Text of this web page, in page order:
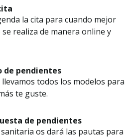
la cita para cuando mejor
realiza de manera online y
de pendientes
llevamos todos los modelos para
te guste.
de pendientes
os dará las pautas para